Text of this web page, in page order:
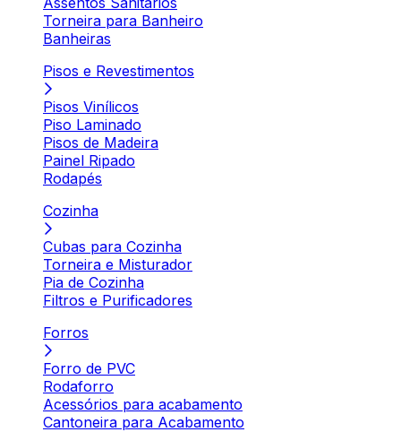
Torneira para Banheiro
Banheiras
Pisos e Revestimentos
Pisos Vinílicos
Piso Laminado
Pisos de Madeira
Painel Ripado
Rodapés
Cozinha
Cubas para Cozinha
Torneira e Misturador
Pia de Cozinha
Filtros e Purificadores
Forros
Forro de PVC
Rodaforro
Acessórios para acabamento
Cantoneira para Acabamento